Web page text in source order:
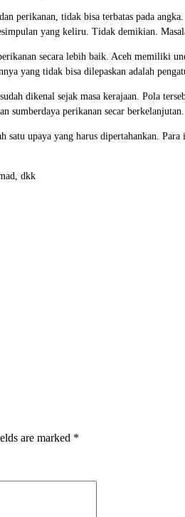
perikanan, tidak bisa terbatas pada
yang keliru. Tidak demikian.
secara lebih baik. Aceh memiliki
yang tidak bisa dilepaskan adalah
dikenal sejak masa kerajaan. Pola
sumberdaya perikanan secar berkelanjutan.
satu upaya yang harus dipertahankan.
dkk
are marked *